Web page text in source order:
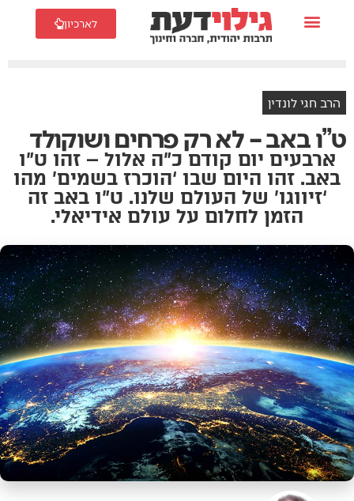
לארכיון
הרב חגי לונדין
ט”ו באב – לא רק פרחים ושוקולד
ארבעים יום קודם כ”ה אלול – זהו ט”ו
באב. זהו היום שבו ‘הוכרז בשמים’ מהו
‘זיווגו’ של העולם שלנו. ט”ו באב זה
הזמן לחלום על עולם אידיאלי.